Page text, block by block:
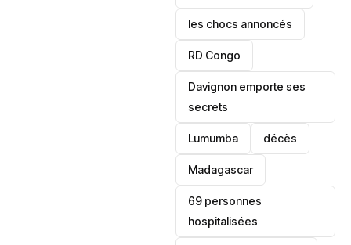
les chocs annoncés
‎RD Congo
Davignon emporte ses
secrets
Lumumba décès
‎Madagascar
69 personnes
hospitalisées